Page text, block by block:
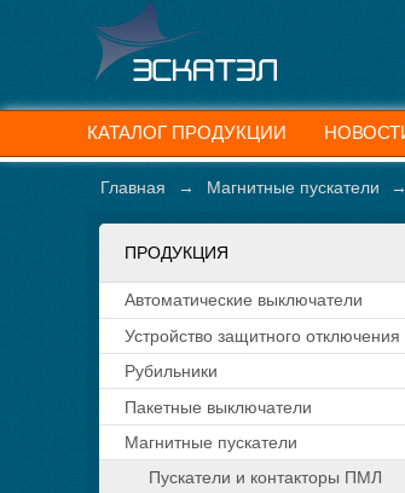
ПРОДУКЦИЯ
Автоматические выключатели
Устройство защитного отключения
Рубильники
Пакетные выключатели
Магнитные пускатели
Пускатели и контакторы ПМЛ
Главная → Магнитные пускатели →
КАТАЛОГ ПРОДУКЦИИ